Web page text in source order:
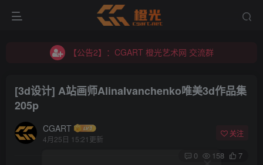
【公告2】：CGART 橙光艺术网 交流群
【公告2】：CGART 橙光艺术网 交流群
[3d设计] A站画师AlinaIvanchenko唯美3d作品集
205p
CGART
4月25日 15:21更新
关注
0 158 7